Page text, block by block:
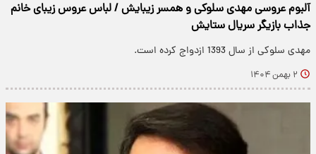
آلبوم عروسی مهدی سلوکی و همسر زیبایش / لباس عروس زیبای خانم
جذاب بازیگر سریال ستایش
مهدی سلوکی از سال 1393 ازدواج کرده است.
۲ بهمن ۱۴۰۴